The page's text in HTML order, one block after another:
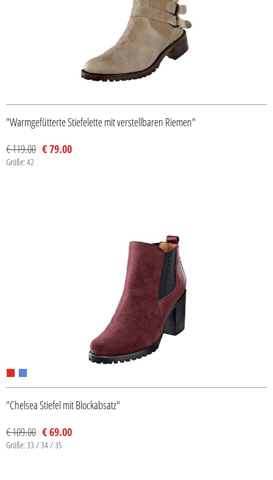
"Warmgefütterte Stiefelette mit verstellbaren Riemen"
€ 119.00 € 79.00
Größe: 42
"Chelsea Stiefel mit Blockabsatz"
€ 109.00 € 69.00
Größe: 33 / 34 / 35